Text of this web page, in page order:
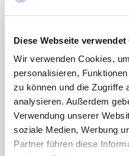
Diese Webseite verwendet
Wir verwenden Cookies,
personalisieren,
zu können und die Zugriffe
analysieren. Außerdem
Verwendung unserer
soziale Medien, Werbung
Partner führen diese
Ärzteschaft unterstützt
Bundesärztekammer
zu
Stellung zu Grundsatz-
vom Vorstand der
vorgelegt werden.